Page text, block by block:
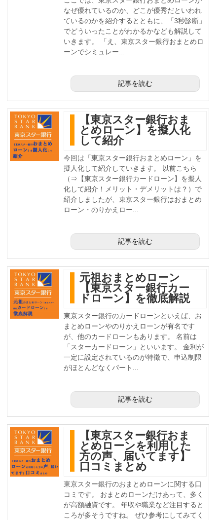
なぜ優れているのか、どこが優秀だといわれ
ているのかを紹介するとともに、「3秒診断」
でどういったことがわかるかなども解説して
いきます。 「え、東京スター銀行おまとめロ
ーンでシミュレー...
記事を読む
【東京スター銀行おま
とめローン】を擬人化
して紹介
今回は「東京スター銀行おまとめローン」を
擬人化して紹介していきます。 以前こちら
（⇒【東京スター銀行カードローン】を擬人
化して紹介！メリット・デメリットは？）で
紹介しましたが、東京スター銀行はおまとめ
ローン・のりかえロー...
記事を読む
元祖おまとめローン
【東京スター銀行カー
ドローン】を徹底解説
東京スター銀行のカードローンといえば、お
まとめローンやのりかえローンが有名です
が、他のカードローンもあります。 名前は
「スターカードローン」といいます。 金利が
一定に設定されているのが特徴で、申込制限
がほとんどなくパート...
記事を読む
【東京スター銀行おま
とめローンを利用した
方の声、届いてます】
口コミまとめ
東京スター銀行のおまとめローンに関する口
コミです。 おまとめローンだけあって、多く
が高額融資です。 年収や職業など注目すると
ころが多そうですね。 ぜひ参考にしてみてく